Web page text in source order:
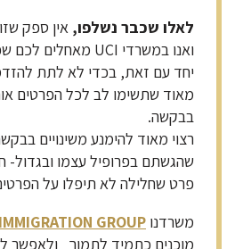
לאלו שכבר נשלפו, אין ספק
ואנו במשרדי UCI מאחלים לכם שפע של הצלחה.
יחד עם זאת, בכדי לא לתת
מאוד שתשימו לב לכל הפרטים
בבקשה.
רצוי מאוד להימנע משינויים
שהגשתם בפרופיל עצמו
פרט שחלילה לא תיפלו על
משרדנו GROUP
מוכנים כתמיד לתמוך ולאפשר